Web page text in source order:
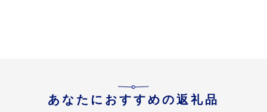
あなたにおすすめの返礼品